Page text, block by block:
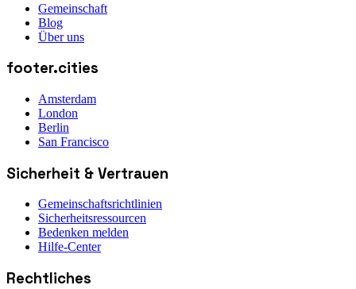
Gemeinschaft
Blog
Über uns
footer.cities
Amsterdam
London
Berlin
San Francisco
Sicherheit & Vertrauen
Gemeinschaftsrichtlinien
Sicherheitsressourcen
Bedenken melden
Hilfe-Center
Rechtliches